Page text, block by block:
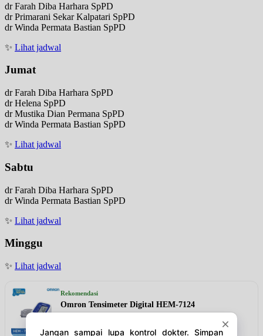
dr Farah Diba Harhara SpPD
dr Primarani Sekar Kalpatari SpPD
dr Winda Permata Bastian SpPD
✨ Lihat jadwal
Jumat
dr Farah Diba Harhara SpPD
dr Helena SpPD
dr Mustika Dian Permana SpPD
dr Winda Permata Bastian SpPD
✨ Lihat jadwal
Sabtu
dr Farah Diba Harhara SpPD
dr Winda Permata Bastian SpPD
✨ Lihat jadwal
Minggu
✨ Lihat jadwal
Rekomendasi
Omron Tensimeter Digital HEM-7124